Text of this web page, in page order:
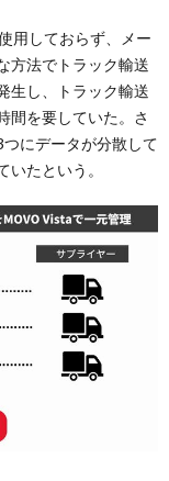
用しておらず、メー
方法でトラック輸送
生し、トラック輸送
間を要していた。さ
にデータが分散して
たという。